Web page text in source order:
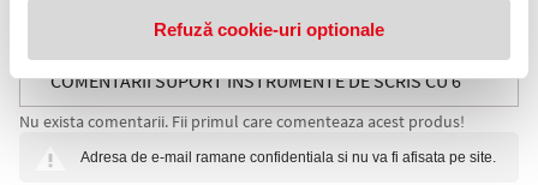
Refuză cookie-uri optionale
rezistent, de calitate.
COMENTARII SUPORT INSTRUMENTE DE SCRIS CU 6
COMPARTIMENTE, TUB
Nu exista comentarii. Fii primul care comenteaza acest produs!
Adresa de e-mail ramane confidentiala si nu va fi afisata pe site.